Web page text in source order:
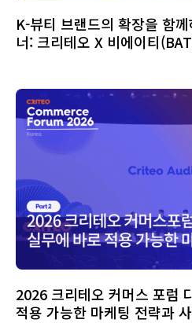
K-뷰티 브랜드의 확장을 함
너: 크리테오 X 비에이티
2026 크리테오 커머스 포럼
적용 가능한 마케팅 전략과